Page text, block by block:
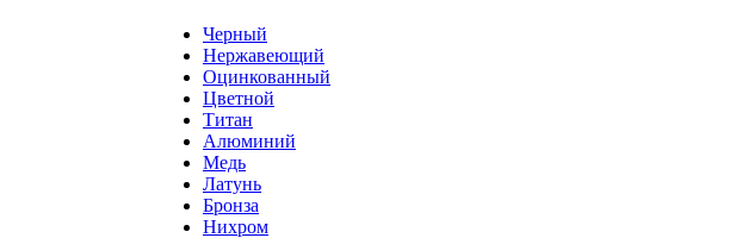
Черный
Нержавеющий
Оцинкованный
Цветной
Титан
Алюминий
Медь
Латунь
Бронза
Нихром